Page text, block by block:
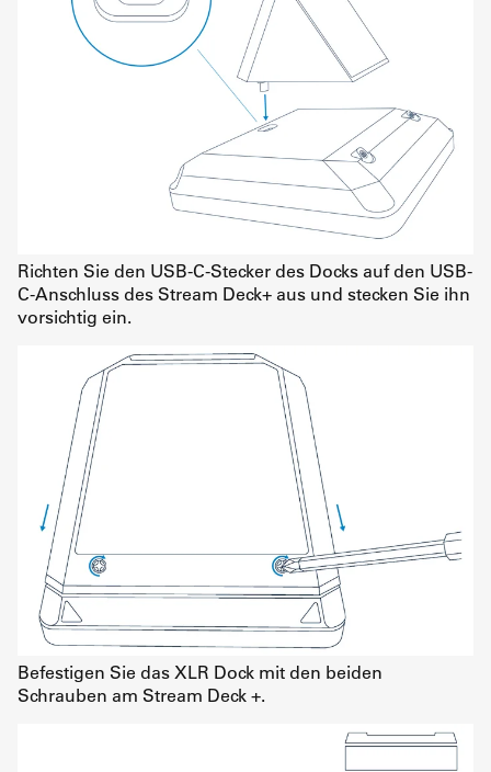
Richten Sie den USB-C-Stecker des Docks auf den USB-
C-Anschluss des Stream Deck+ aus und stecken Sie ihn
vorsichtig ein.
Befestigen Sie das XLR Dock mit den beiden
Schrauben am Stream Deck +.